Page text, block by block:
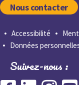
Nous contacter
Accessibilité
Données
Suivez-nous :